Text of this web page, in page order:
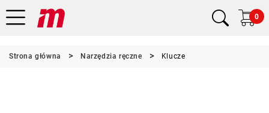
0
Strona główna Narzędzia ręczne Klucze